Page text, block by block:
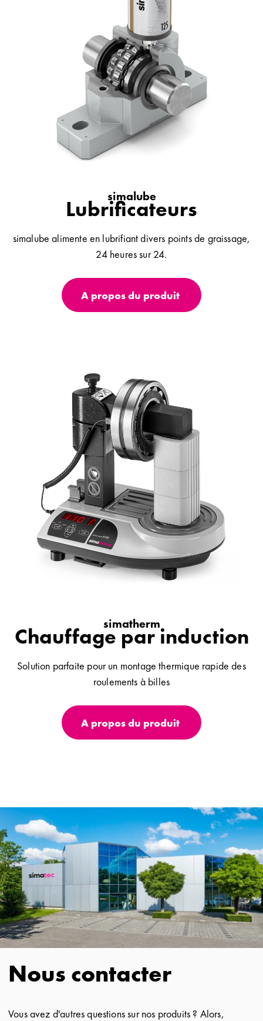
simalube
Lubrificateurs
simalube alimente en lubrifiant divers points de graissage,
24 heures sur 24.
A propos du produit
simatherm
Chauffage par induction
Solution parfaite pour un montage thermique rapide des
roulements à billes
A propos du produit
Nous contacter
Vous avez d'autres questions sur nos produits ? Alors,